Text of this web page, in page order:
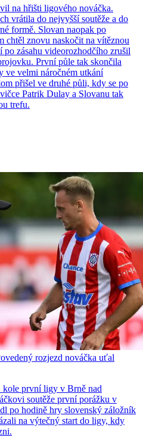
na hřišti ligového nováčka.
vrátila do nejvyšší soutěže a do
formě. Slovan naopak po
znovu naskočit na vítěznou
zásahu videorozhodčího zrušil
První půle tak skončila
ve velmi náročném utkání
přišel ve druhé půli, kdy se po
Patrik Dulay a Slovanu tak
trefu.
rozjezd nováčka uťal
kole první ligy v Brně nad
soutěže první porážku v
po hodině hry slovenský záložník
na výtečný start do ligy, kdy